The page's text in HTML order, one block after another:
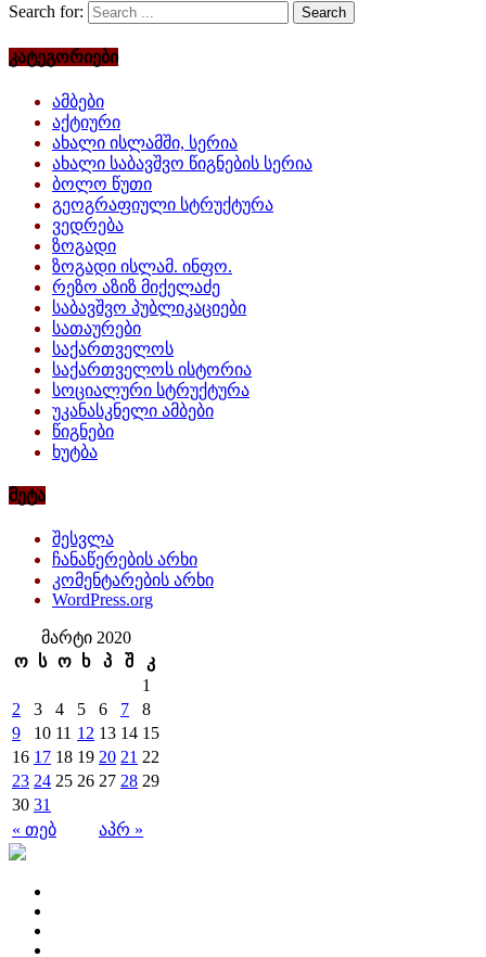
Search for:
კატეგორიები
ამბები
აქტიური
ახალი ისლამში, სერია
ახალი საბავშვო წიგნების სერია
ბოლო წუთი
გეოგრაფიული სტრუქტურა
ვედრება
ზოგადი
ზოგადი ისლამ. ინფო.
რეზო აზიზ მიქელაძე
საბავშვო პუბლიკაციები
სათაურები
საქართველოს
საქართველოს ისტორია
სოციალური სტრუქტურა
უკანასკნელი ამბები
წიგნები
ხუტბა
მეტა
შესვლა
ჩანაწერების არხი
კომენტარების არხი
WordPress.org
მარტი 2020
ო
ს ო ხ პ შ კ
« თებ აპრ »
1
2
3 4 5 6 7
8
9
10 11 12 13 14 15
16 17 18 19 20 21 22
23 24 25 26 27 28 29
30 31